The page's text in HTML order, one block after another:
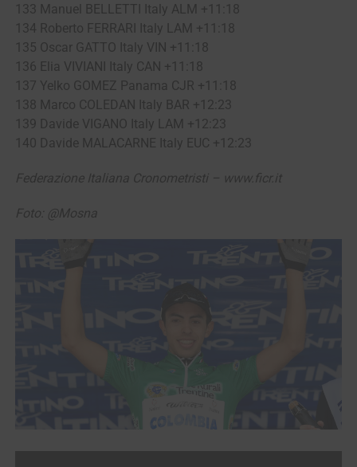
133 Manuel BELLETTI Italy ALM +11:18
134 Roberto FERRARI Italy LAM +11:18
135 Oscar GATTO Italy VIN +11:18
136 Elia VIVIANI Italy CAN +11:18
137 Yelko GOMEZ Panama CJR +11:18
138 Marco COLEDAN Italy BAR +12:23
139 Davide VIGANO Italy LAM +12:23
140 Davide MALACARNE Italy EUC +12:23
Federazione Italiana Cronometristi – www.ficr.it
Foto: @Mosna